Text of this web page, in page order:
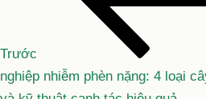
viết
Trước
nghiệp nhiễm phèn nặng: 4 loại